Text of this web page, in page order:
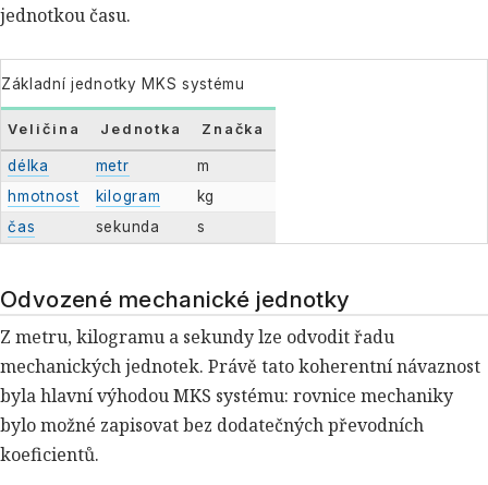
jednotkou času.
Základní jednotky MKS systému
Veličina Jednotka Značka
délka metr
m
hmotnost
kilogram
kg
čas
sekunda s
Odvozené mechanické jednotky
Z metru, kilogramu a sekundy lze odvodit řadu
mechanických jednotek. Právě tato koherentní návaznost
byla hlavní výhodou MKS systému: rovnice mechaniky
bylo možné zapisovat bez dodatečných převodních
koeficientů.